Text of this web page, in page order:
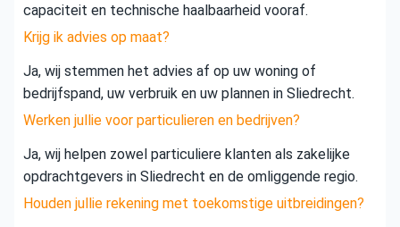
capaciteit en technische haalbaarheid vooraf.
Krijg ik advies op maat?
Ja, wij stemmen het advies af op uw woning of
bedrijfspand, uw verbruik en uw plannen in Sliedrecht.
Werken jullie voor particulieren en bedrijven?
Ja, wij helpen zowel particuliere klanten als zakelijke
opdrachtgevers in Sliedrecht en de omliggende regio.
Houden jullie rekening met toekomstige uitbreidingen?